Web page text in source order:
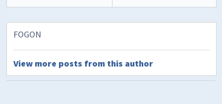
FOGON
View more posts from this author